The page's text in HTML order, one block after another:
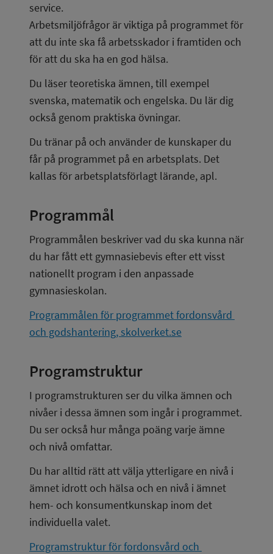
service.
Arbetsmiljöfrågor är viktiga på programmet för
att du inte ska få arbetsskador i framtiden och
för att du ska ha en god hälsa.
Du läser teoretiska ämnen, till exempel
svenska, matematik och engelska. Du lär dig
också genom praktiska övningar.
Du tränar på och använder de kunskaper du
får på programmet på en arbetsplats. Det
kallas för arbetsplatsförlagt lärande, apl.
Programmål
Programmålen beskriver vad du ska kunna när
du har fått ett gymnasiebevis efter ett visst
nationellt program i den anpassade
gymnasieskolan.
Programmålen för programmet fordonsvård
och godshantering, skolverket.se
Programstruktur
I programstrukturen ser du vilka ämnen och
nivåer i dessa ämnen som ingår i programmet.
Du ser också hur många poäng varje ämne
och nivå omfattar.
Du har alltid rätt att välja ytterligare en nivå i
ämnet idrott och hälsa och en nivå i ämnet
hem- och konsumentkunskap inom det
individuella valet.
Programstruktur för fordonsvård och